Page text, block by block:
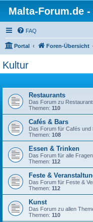
Malta-Forum.de
FAQ
Portal Foren-Übersicht
Kultur
Restaurants
Das Forum zu
Themen: 110
Cafés & Bars
Das Forum für Cafés und
Themen: 108
Essen & Trinken
Das Forum für alle
Themen: 112
Feste &
Das Forum für Feste &
Themen: 112
Kunst
Das Forum zu allen
Themen: 110